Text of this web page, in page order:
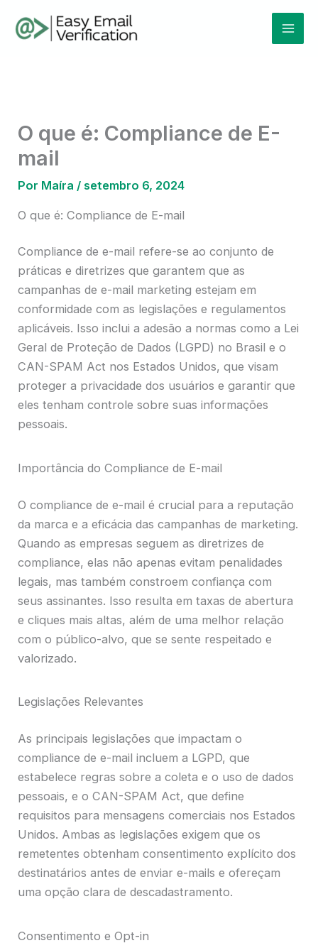
para
O que é: Compliance de E-
mail
Por Maíra /setembro 6, 2024
O que é: Compliance de E-mail
Compliance de e-mail refere-se ao conjunto de
práticas e diretrizes que garantem que as
campanhas de e-mail marketing estejam em
conformidade com as legislações e regulamentos
aplicáveis. Isso inclui a adesão a normas como a Lei
Geral de Proteção de Dados (LGPD) no Brasil e o
CAN-SPAM Act nos Estados Unidos, que visam
proteger a privacidade dos usuários e garantir que
eles tenham controle sobre suas informações
pessoais.
Importância do Compliance de E-mail
O compliance de e-mail é crucial para a reputação
da marca e a eficácia das campanhas de marketing.
Quando as empresas seguem as diretrizes de
compliance, elas não apenas evitam penalidades
legais, mas também constroem confiança com
seus assinantes. Isso resulta em taxas de abertura
e cliques mais altas, além de uma melhor relação
com o público-alvo, que se sente respeitado e
valorizado.
Legislações Relevantes
As principais legislações que impactam o
compliance de e-mail incluem a LGPD, que
estabelece regras sobre a coleta e o uso de dados
pessoais, e o CAN-SPAM Act, que define
requisitos para mensagens comerciais nos Estados
Unidos. Ambas as legislações exigem que os
remetentes obtenham consentimento explícito dos
destinatários antes de enviar e-mails e ofereçam
uma opção clara de descadastramento.
Consentimento e Opt-in